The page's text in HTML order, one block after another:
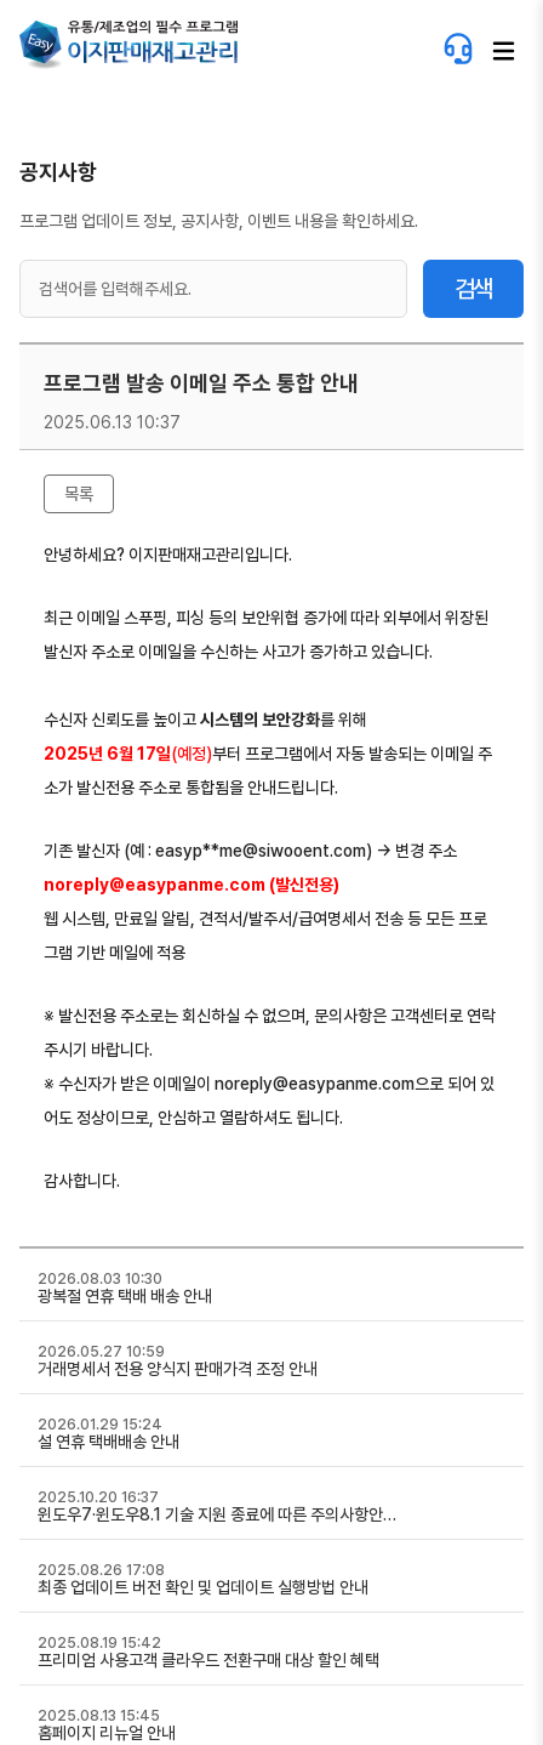
공지사항
프로그램 업데이트 정보, 공지사항, 이벤트 내용을 확인하세요.
검색
프로그램 발송 이메일 주소 통합 안내
2025.06.13 10:37
목록
안녕하세요? 이지판매재고관리입니다.
최근 이메일 스푸핑, 피싱 등의 보안위협 증가에 따라 외부에서 위장된
발신자 주소로 이메일을 수신하는 사고가 증가하고 있습니다.
수신자 신뢰도를 높이고시스템의 보안강화를 위해
2025년 6월 17일(예정)부터 프로그램에서 자동 발송되는 이메일 주
소가 발신전용 주소로 통합됨을 안내드립니다.
기존 발신자 (예 : easyp**me@siwooent.com) → 변경 주소
noreply@easypanme.com (발신전용)
웹 시스템, 만료일 알림, 견적서/발주서/급여명세서 전송 등 모든 프로
그램 기반 메일에 적용
​※ ​발신전용 주소로는 회신하실 수 없으며, 문의사항은 고객센터로 연락
주시기 바랍니다.
※ 수신자가 받은 이메일이 noreply@easypanme.com으로 되어 있
어도 정상이므로, 안심하고 열람하셔도 됩니다.
감사합니다.
광복절 연휴 택배 배송 안내
2026.08.03 10:30
거래명세서 전용 양식지 판매가격 조정 안내
2026.05.27 10:59
설 연휴 택배배송 안내
2026.01.29 15:24
윈도우7·윈도우8.1 기술 지원 종료에 따른 주의사항안…
2025.10.20 16:37
최종 업데이트 버전 확인 및 업데이트 실행방법 안내
2025.08.26 17:08
프리미엄 사용고객 클라우드 전환구매 대상 할인 혜택
2025.08.19 15:42
홈페이지 리뉴얼 안내
2025.08.13 15:45